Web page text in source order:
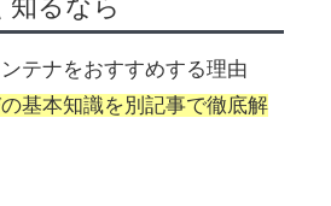
知るなら
テナをおすすめする理由
基本知識を別記事で徹底解